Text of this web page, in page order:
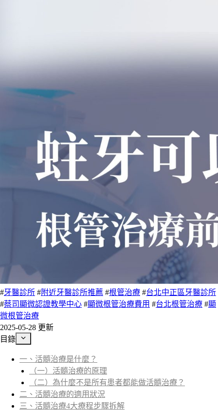
#牙醫診所 #附近牙醫診所推薦 #根管治療 #台北中正區牙醫診所
#蔡司顯微認證教學中心 #顯微根管治療費用 #台北根管治療 #顯
微根管治療
2025-05-28 更新
目錄
一、活髓治療是什麼？
（一）活髓治療的原理
（二）為什麼不是所有患者都能做活髓治療？
二、活髓治療的適用狀況
三、活髓治療4大療程步驟拆解